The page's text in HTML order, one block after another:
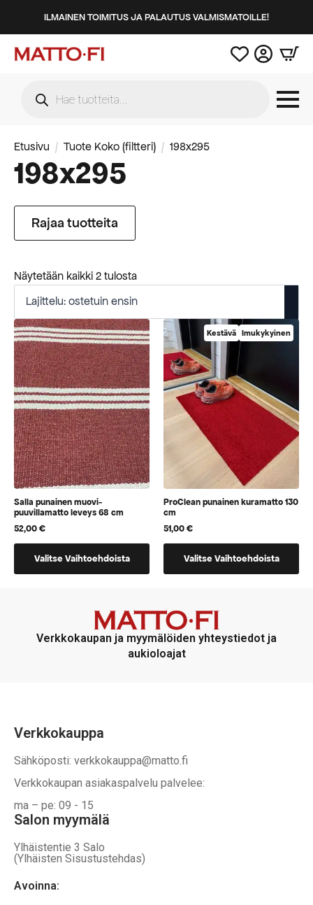
ILMAINEN TOIMITUS JA PALAUTUS VALMISMATOILLE!
search
Etusivu Tuote Koko (filtteri) 198x295
198x295
Rajaa tuotteita
Näytetään kaikki 2 tulostaSuosituimmat
Salla punainen muovi-
puuvillamatto leveys 68 cm
52,00€
Valitse Vaihtoehdoista
voidaan
Kestävä Imukykyinen
ProClean punainen kuramatto 130
cm
51,00€
Valitse Vaihtoehdoista
jotka
voidaan
valita
tuotteen
Verkkokaupan ja myymälöiden yhteystiedot ja
aukioloajat
Verkkokauppa
Sähköposti: verkkokauppa@matto.fi
Verkkokaupan asiakaspalvelu palvelee:
ma – pe: 09 - 15
Salon myymälä
Ylhäistentie 3 Salo
(Ylhäisten Sisustustehdas)
Avoinna: